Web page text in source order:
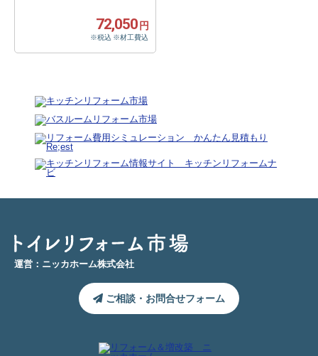
72,050 円
※税込 ※材工費込
運営：ニッカホーム株式会社
ご相談・お問合せフォーム